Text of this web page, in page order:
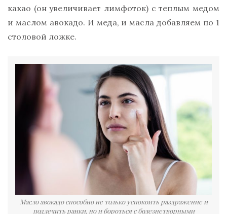
какао (он увеличивает лимфоток) с теплым медом
и маслом авокадо. И меда, и масла добавляем по 1
столовой ложке.
Масло авокадо способно не только успокоить раздражение и
подлечить ранки, но и бороться с болезнетворными